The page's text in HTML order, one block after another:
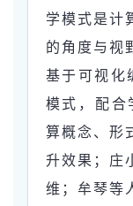
学模式是计
的角度与视
基于可视
模式，配合
算概念、形
升效果；庄
维；牟琴等